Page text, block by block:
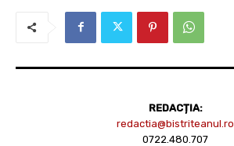
REDACȚIA:
redactia@bistriteanul.ro
0722.480.707